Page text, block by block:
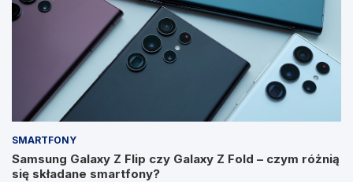
SMARTFONY
Samsung Galaxy Z Flip czy Galaxy Z Fold – czym różnią
się składane smartfony?